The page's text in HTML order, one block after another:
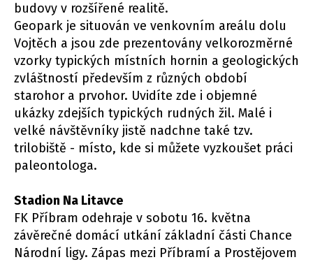
budovy v rozšířené realitě.
Geopark je situován ve venkovním areálu dolu
Vojtěch a jsou zde prezentovány velkorozměrné
vzorky typických místních hornin a geologických
zvláštností především z různých období
starohor a prvohor. Uvidíte zde i objemné
ukázky zdejších typických rudných žil. Malé i
velké návštěvníky jistě nadchne také tzv.
trilobiště - místo, kde si můžete vyzkoušet práci
paleontologa.
Stadion Na Litavce
FK Příbram odehraje v sobotu 16. května
závěrečné domácí utkání základní části Chance
Národní ligy. Zápas mezi Příbramí a Prostějovem